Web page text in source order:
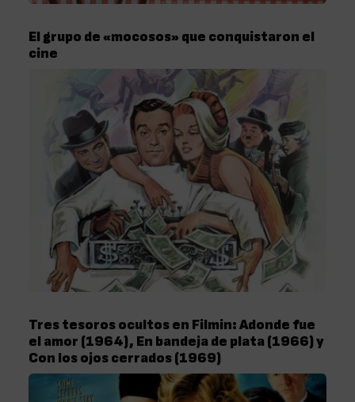
El grupo de «mocosos» que conquistaron el
cine
Tres tesoros ocultos en Filmin: Adonde fue
el amor (1964), En bandeja de plata (1966) y
Con los ojos cerrados (1969)